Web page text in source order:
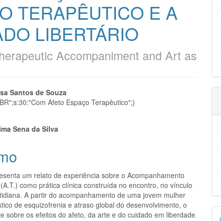
TERAPÊUTICO E A
LIBERTÁRIO
Accompaniment and Art as
Santos de Souza
Afeto Espaço Terapêutico";}
Sena da Silva
um relato de experiência sobre o Acompanhamento
como prática clínica construída no encontro, no vínculo
A partir do acompanhamento de uma jovem mulher
de esquizofrenia e atraso global do desenvolvimento, o
sobre os efeitos do afeto, da arte e do cuidado em liberdade